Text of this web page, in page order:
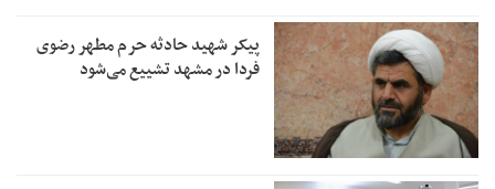
پیکر شهید حادثه حرم مطهر رضوی
فردا در مشهد تشییع می‌شود